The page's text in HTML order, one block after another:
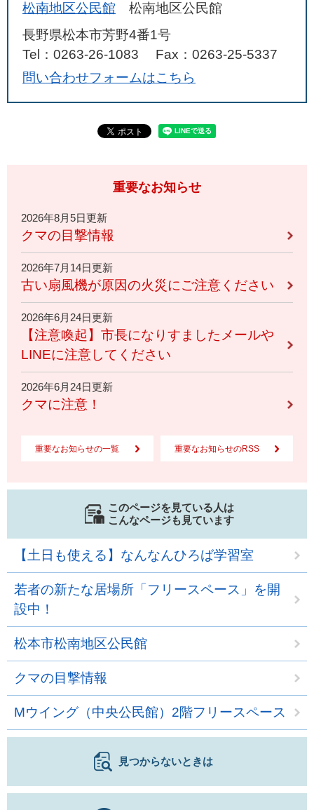
松南地区公民館
松南地区公民館
長野県松本市芳野4番1号
Tel：0263-26-1083
Fax：0263-25-5337
問い合わせフォームはこちら
重要なお知らせ
2026年8月5日更新
クマの目撃情報
2026年7月14日更新
古い扇風機が原因の火災にご注意ください
2026年6月24日更新
【注意喚起】市長になりすましたメールや
LINEに注意してください
2026年6月24日更新
クマに注意！
重要なお知らせの一覧 重要なお知らせのRSS
このページを見ている人は
こんなページも見ています
【土日も使える】なんなんひろば学習室
若者の新たな居場所「フリースペース」を開
設中！
松本市松南地区公民館
クマの目撃情報
Mウイング（中央公民館）2階フリースペース
見つからないときは